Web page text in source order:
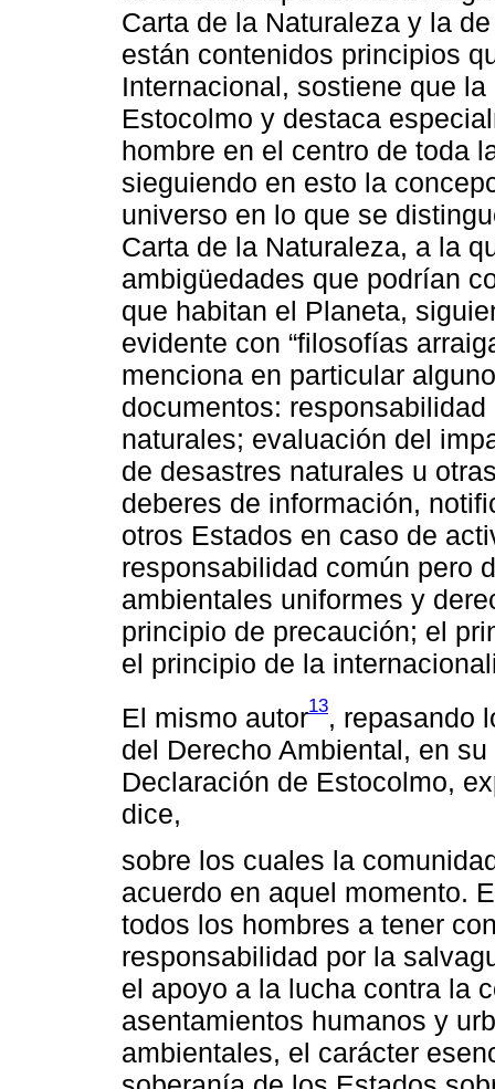
Carta de la Naturaleza y la
están contenidos principios
Internacional, sostiene que
Estocolmo y destaca
hombre en el centro de toda
sieguiendo en esto la
universo en lo que se
Carta de la Naturaleza, a la
ambigüedades que podrían
que habitan el Planeta,
evidente con “filosofías
menciona en particular
documentos:
naturales; evaluación del
de desastres naturales u
deberes de información,
otros Estados en caso de
responsabilidad común pero
ambientales uniformes y
principio de precaución; el
el principio de la
El mismo autor13, repasando
del Derecho Ambiental, en
Declaración de Estocolmo,
dice,
sobre los cuales la
acuerdo en aquel momento.
todos los hombres a tener
responsabilidad por la
el apoyo a la lucha contra la
asentamientos humanos y
ambientales, el carácter